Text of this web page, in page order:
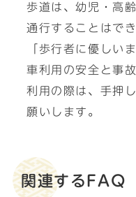
歩道は、幼児・高
通行することはでき
「歩行者に優しい
車利用の安全と事
利用の際は、手押
願いします。
関連するFAQ